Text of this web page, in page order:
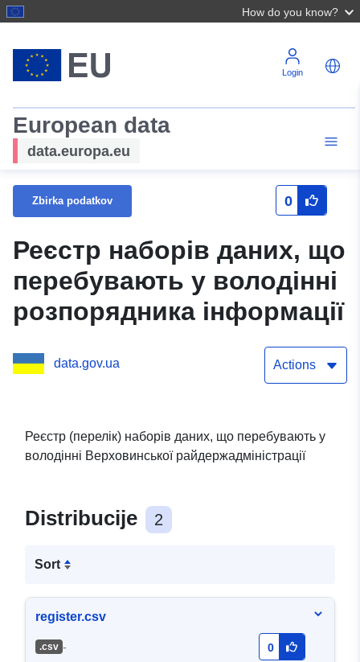
How do you know?
Login
European data
data.europa.eu
Zbirka podatkov 0
Реєстр наборів даних, що
перебувають у володінні
розпорядника інформації
data.gov.ua Actions
Реєстр (перелік) наборів даних, що перебувають у
володінні Верховинської райдержадміністрації
Distribucije 2
Sort
register.csv
.csv - 0